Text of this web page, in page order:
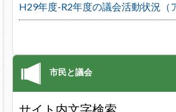
H29年度-R2年度の議会活動状況（
サイト内文字検索